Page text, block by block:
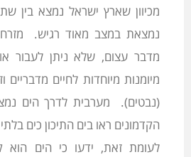
מכיוון שארץ ישראל נמצא בין
נמצאת במצב מאוד רגיש.
מדבר עצום, שלא ניתן לעבור
מיומנות מיוחדות לחיים
(נבטים). מערבית לדרך הים
הקדמונים ראו בים התיכון כים
לעומת זאת, ידעו כי הים הוא